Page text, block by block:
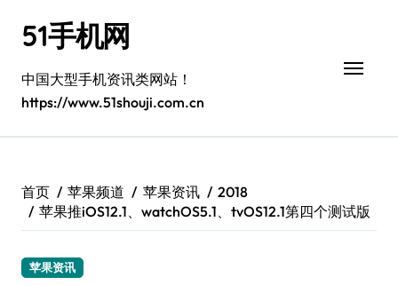
51手机网
中国大型手机资讯类网站！
https://www.51shouji.com.cn
首页 苹果频道 苹果资讯
2018
苹果推iOS12.1、watchOS5.1、tvOS12.1第四个测试版
苹果资讯